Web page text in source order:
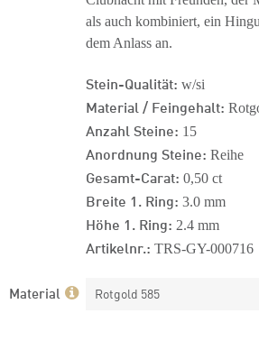
als auch kombiniert, ein
dem Anlass an.
Stein-Qualität: w/si
Material / Feingehalt:
Anzahl Steine: 15
Anordnung Steine: Reihe
Gesamt-Carat: 0,50 ct
Breite 1. Ring: 3.0 mm
Höhe 1. Ring: 2.4 mm
Artikelnr.: TRS-GY-000716
Material Rotgold 585